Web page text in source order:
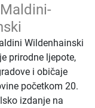
Wildenhainski
prirodne ljepote,
i običaje
početkom 20.
izdanje na